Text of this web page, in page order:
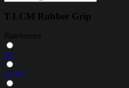
T-LCM Rubber Grip
Plateformes
PC
PS4™